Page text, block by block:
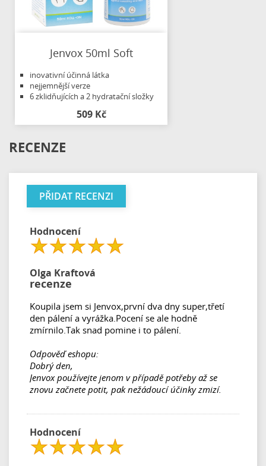
Jenvox 50ml Soft
inovativní účinná látka
nejjemnější verze
6 zklidňujících a 2 hydratační složky
509 Kč
RECENZE
PŘIDAT RECENZI
Hodnocení
Olga Kraftová
recenze
Koupila jsem si Jenvox,první dva dny super,třetí
den pálení a vyrážka.Pocení se ale hodně
zmírnilo.Tak snad pomine i to pálení.
Odpověď eshopu:
Dobrý den,
Jenvox používejte jenom v případě potřeby až se
znovu začnete potit, pak nežádoucí účinky zmizí.
Hodnocení